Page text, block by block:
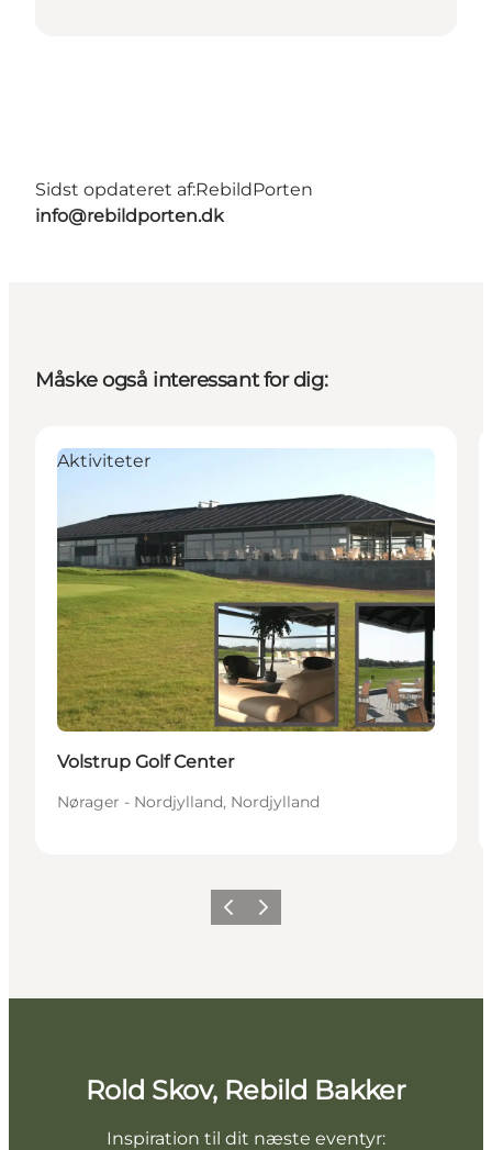
Sidst opdateret af:RebildPorten
info@rebildporten.dk
Måske også interessant for dig:
Aktiviteter
Volstrup Golf Center
Nørager - Nordjylland, Nordjylland
Forrige billede
Næste billede
Rold Skov, Rebild Bakker
Inspiration til dit næste eventyr: